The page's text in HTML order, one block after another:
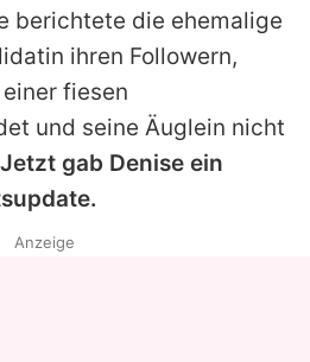
berichtete die ehemalige
ihren Followern,
fiesen
und seine Äuglein nicht
Jetzt gab Denise ein
Anzeige